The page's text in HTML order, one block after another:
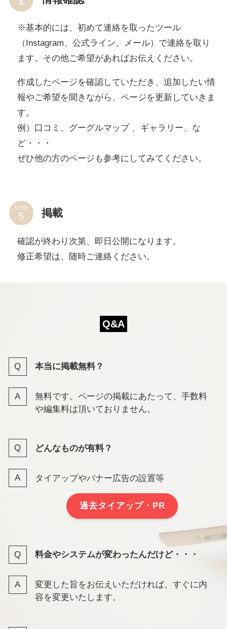
※基本的には、初めて連絡を取ったツール
（Instagram、公式ライン、メール）で連絡を取り
ます。その他ご希望があればお伝えください。
作成したページを確認していただき、追加したい情
報やご希望を聞きながら、ページを更新していきま
す。
例）口コミ、グーグルマップ 、ギャラリー、な
ど・・・
ぜひ他の方のページも参考にしてみてください。
STEP 掲載
確認が終わり次第、即日公開になります。
修正希望は、随時ご連絡ください。
Q&A
本当に掲載無料？
無料です。ページの掲載にあたって、手数料
や編集料は頂いておりません。
どんなものが有料？
タイアップやバナー広告の設置等
過去タイアップ・PR
料金やシステムが変わったんだけど・・・
変更した旨をお伝えいただければ、すぐに内
容を変更いたします。